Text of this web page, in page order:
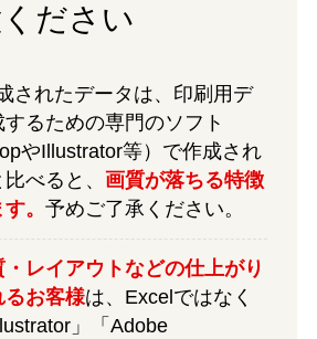
ださい
されたデータは、印刷用デ
るための専門のソフト
やIllustrator等）で作成され
べると、 画質が落ちる特徴
す。予めご了承ください。
レイアウトなどの仕上がり
るお客様は、Excelではなく
」「Adobe